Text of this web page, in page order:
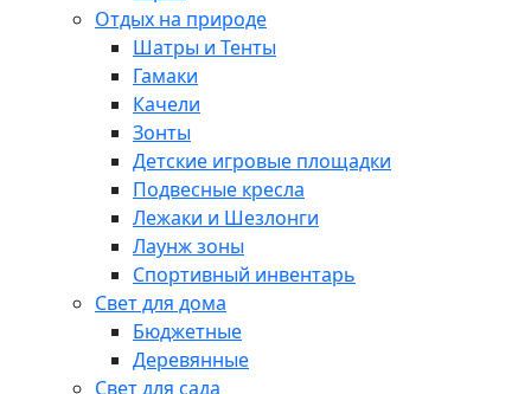
Отдых на природе
Шатры и Тенты
Гамаки
Качели
Зонты
Детские игровые площадки
Подвесные кресла
Лежаки и Шезлонги
Лаунж зоны
Спортивный инвентарь
Свет для дома
Бюджетные
Деревянные
Свет для сада